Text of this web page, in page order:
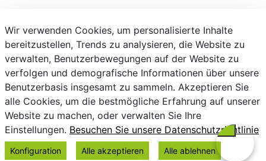
Wir verwenden Cookies, um personalisierte Inhalte
bereitzustellen, Trends zu analysieren, die Website zu
verwalten, Benutzerbewegungen auf der Website zu
verfolgen und demografische Informationen über unsere
Benutzerbasis insgesamt zu sammeln. Akzeptieren Sie
alle Cookies, um die bestmögliche Erfahrung auf unserer
Website zu machen, oder verwalten Sie Ihre
Einstellungen. Besuchen Sie unsere Datenschutzrichtlinie
Konfiguration Alle akzeptieren Alle ablehnen